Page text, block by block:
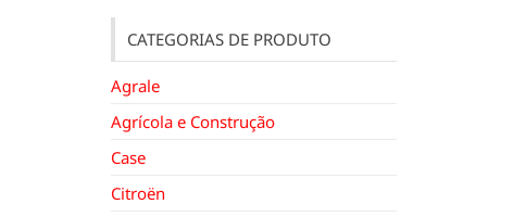
CATEGORIAS DE PRODUTO
Agrale
Agrícola e Construção
Case
Citroën